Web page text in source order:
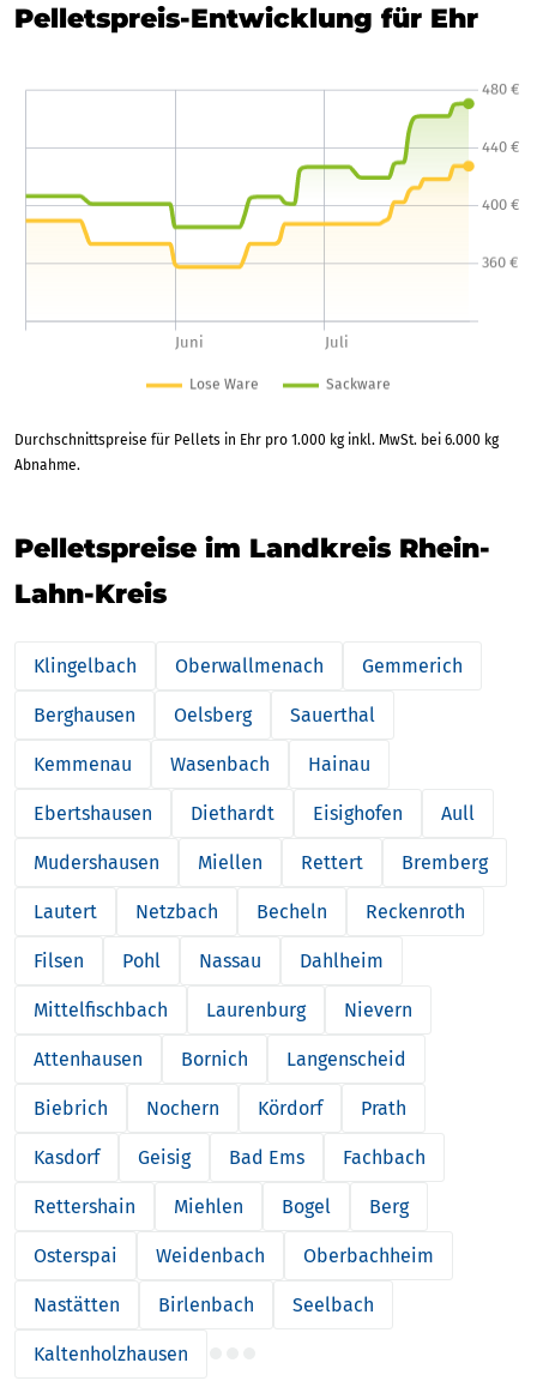
Pelletspreis-Entwicklung für Ehr
Durchschnittspreise für Pellets in Ehr pro 1.000 kg inkl. MwSt. bei 6.000 kg
Abnahme.
Pelletspreise im Landkreis Rhein-
Lahn-Kreis
Klingelbach Oberwallmenach Gemmerich
Berghausen Oelsberg Sauerthal
Kemmenau Wasenbach Hainau
Ebertshausen Diethardt Eisighofen Aull
Mudershausen Miellen Rettert Bremberg
Lautert Netzbach Becheln Reckenroth
Filsen Pohl Nassau Dahlheim
Mittelfischbach Laurenburg Nievern
Attenhausen Bornich Langenscheid
Biebrich Nochern Kördorf Prath
Kasdorf Geisig Bad Ems Fachbach
Rettershain Miehlen Bogel Berg
Osterspai Weidenbach Oberbachheim
Nastätten Birlenbach Seelbach
Kaltenholzhausen